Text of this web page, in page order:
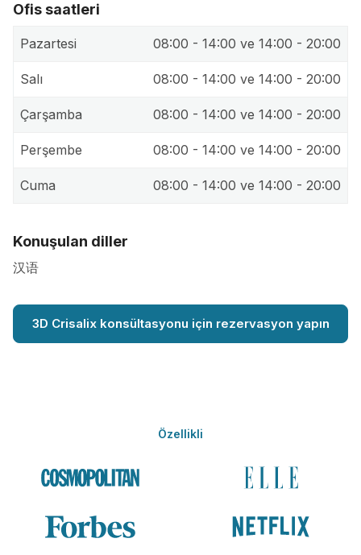
Ofis saatleri
Pazartesi 08:00 - 14:00 ve 14:00 - 20:00
Salı 08:00 - 14:00 ve 14:00 - 20:00
Çarşamba 08:00 - 14:00 ve 14:00 - 20:00
Perşembe 08:00 - 14:00 ve 14:00 - 20:00
Cuma 08:00 - 14:00 ve 14:00 - 20:00
Konuşulan diller
汉语
3D Crisalix konsültasyonu için rezervasyon yapın
Özellikli